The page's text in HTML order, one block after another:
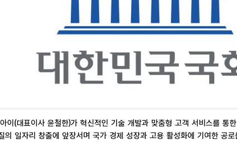
이(대표이사 윤철한)가 혁신적인 기술 개발과 맞춤형 고객 서비스를 통
의 일자리 창출에 앞장서며 국가 경제 성장과 고용 활성화에 기여한 공로